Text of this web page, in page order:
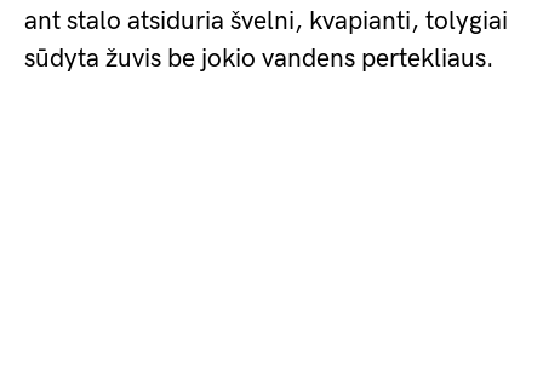
ant stalo atsiduria švelni, kvapianti, tolygiai
sūdyta žuvis be jokio vandens pertekliaus.